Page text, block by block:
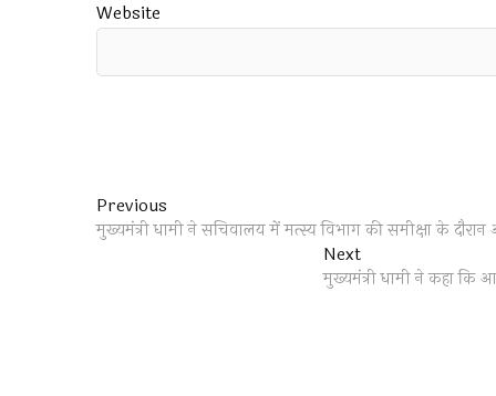
Website
Post
navigation
Previous
post:
मुख्यमंत्री धामी ने सचिवालय में मत्स्य विभाग की समीक्षा के दौरान
NextNext
post:
मुख्यमंत्री धामी ने कहा कि